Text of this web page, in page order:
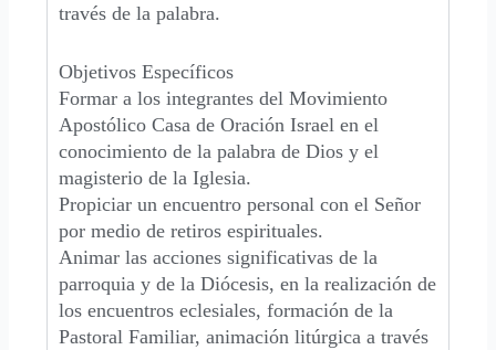
través de la palabra.
Objetivos Específicos
Formar a los integrantes del Movimiento
Apostólico Casa de Oración Israel en el
conocimiento de la palabra de Dios y el
magisterio de la Iglesia.
Propiciar un encuentro personal con el Señor
por medio de retiros espirituales.
Animar las acciones significativas de la
parroquia y de la Diócesis, en la realización de
los encuentros eclesiales, formación de la
Pastoral Familiar, animación litúrgica a través